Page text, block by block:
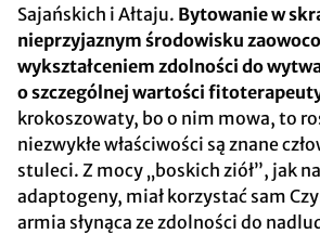
Sajańskich i Ałtaju. Bytowanie w
nieprzyjaznym środowisku
wykształceniem zdolności do
o szczególnej wartości
krokoszowaty, bo o nim mowa, to
niezwykłe właściwości są znane
stuleci. Z mocy „boskich ziół”, jak
adaptogeny, miał korzystać sam
armia słynąca ze zdolności do